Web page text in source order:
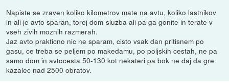
Napiste se zraven koliko kilometrov mate na avtu, koliko lastnikov
in ali je avto sparan, torej dom-sluzba ali pa ga gonite in terate v
vseh zivih moznih razmerah.
Jaz avto prakticno nic ne sparam, cisto vsak dan pritisnem po
gasu, ce treba se peljem po makedamu, po poljskih cestah, ne pa
samo dom in avtocesta 50-130 kot nekateri pa bok ne daj da gre
kazalec nad 2500 obratov.